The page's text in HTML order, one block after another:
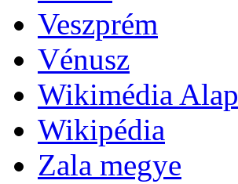
Veszprém
Vénusz
Wikimédia
Wikipédia
Zala megye